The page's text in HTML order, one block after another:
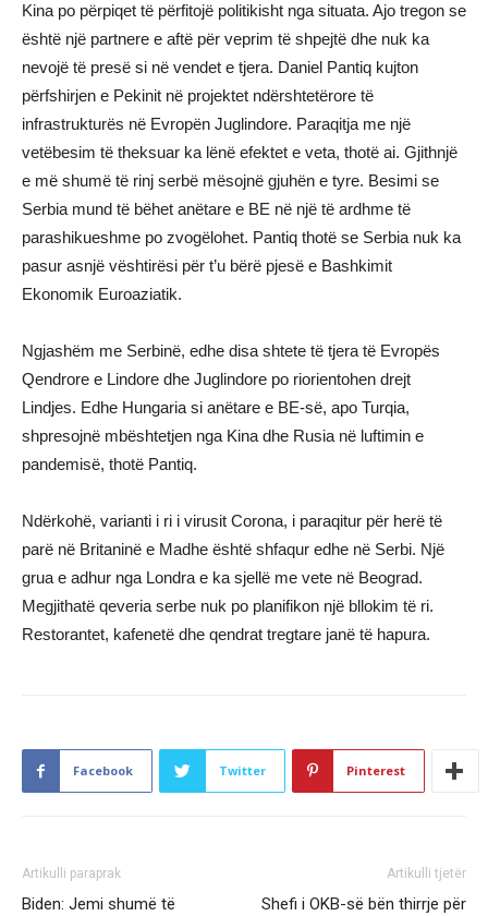
Kina po përpiqet të përfitojë politikisht nga situata. Ajo tregon se
është një partnere e aftë për veprim të shpejtë dhe nuk ka
nevojë të presë si në vendet e tjera. Daniel Pantiq kujton
përfshirjen e Pekinit në projektet ndërshtetërore të
infrastrukturës në Evropën Juglindore. Paraqitja me një
vetëbesim të theksuar ka lënë efektet e veta, thotë ai. Gjithnjë
e më shumë të rinj serbë mësojnë gjuhën e tyre. Besimi se
Serbia mund të bëhet anëtare e BE në një të ardhme të
parashikueshme po zvogëlohet. Pantiq thotë se Serbia nuk ka
pasur asnjë vështirësi për t’u bërë pjesë e Bashkimit
Ekonomik Euroaziatik.
Ngjashëm me Serbinë, edhe disa shtete të tjera të Evropës
Qendrore e Lindore dhe Juglindore po riorientohen drejt
Lindjes. Edhe Hungaria si anëtare e BE-së, apo Turqia,
shpresojnë mbështetjen nga Kina dhe Rusia në luftimin e
pandemisë, thotë Pantiq.
Ndërkohë, varianti i ri i virusit Corona, i paraqitur për herë të
parë në Britaninë e Madhe është shfaqur edhe në Serbi. Një
grua e adhur nga Londra e ka sjellë me vete në Beograd.
Megjithatë qeveria serbe nuk po planifikon një bllokim të ri.
Restorantet, kafenetë dhe qendrat tregtare janë të hapura.
Facebook Twitter Pinterest
Artikulli paraprak
Biden: Jemi shumë të
Artikulli tjetër
Shefi i OKB-së bën thirrje për